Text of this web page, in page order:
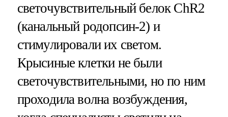
светочувствительный белок ChR2
(канальный родопсин-2) и
стимулировали их светом.
Крысиные клетки не были
светочувствительными, но по ним
проходила волна возбуждения,